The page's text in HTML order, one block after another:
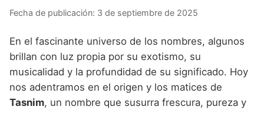
Nombres de Niña que empiezan por D
Nombres de Niña que empiezan por E
Nombres de Niña que empiezan por F
Nombres de Niña Griegos
Nombres de Niña Mitológicos
Nombres de Niña Americanos
Nombres de Niña Chinos
Nombres de Niña Franceses
Nombres de Niña Andaluces
Nombres de Niña Aragoneses
Nombres de Niña Asturianos
Buscar
Fecha de publicación: 3 de septiembre de 2025
En el fascinante universo de los nombres, algunos
brillan con luz propia por su exotismo, su
musicalidad y la profundidad de su significado. Hoy
nos adentramos en el origen y los matices de
Tasnim, un nombre que susurra frescura, pureza y